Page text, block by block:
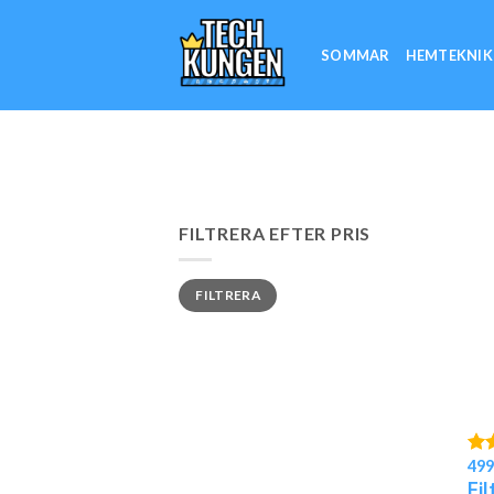
SOMMAR HEMTEKNIK
FILTRERA EFTER PRIS
Min
pris
Max
prisFILTRERA